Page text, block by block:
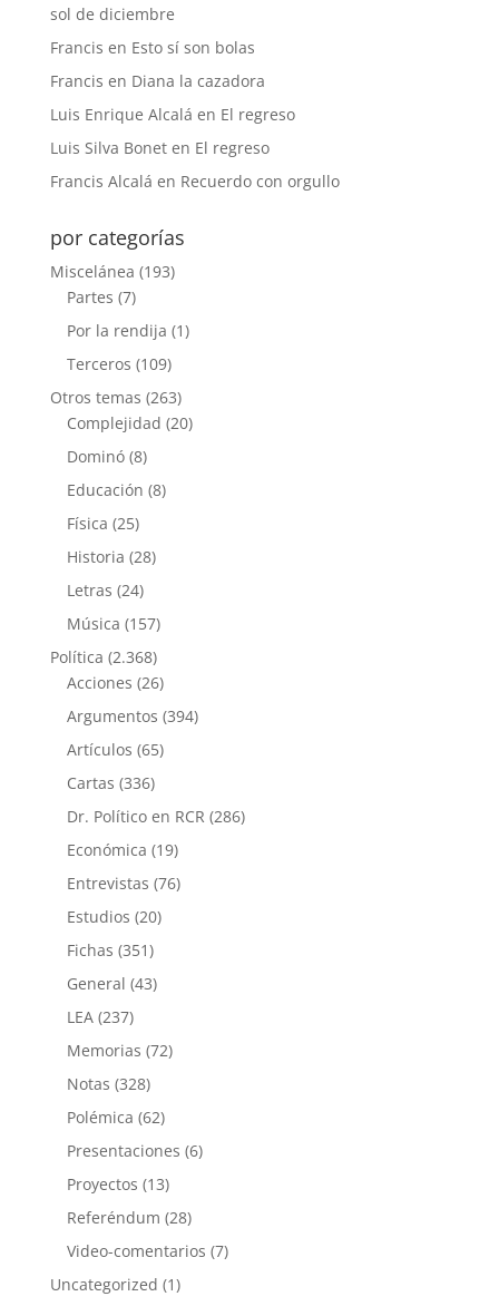
sol de diciembre
Francis en Esto sí son bolas
Francis en Diana la cazadora
Luis Enrique Alcalá en El regreso
Luis Silva Boneten El regreso
Francis Alcalá en Recuerdo con orgullo
por categorías
Miscelánea (193)
Partes (7)
Por la rendija (1)
Terceros (109)
Otros temas (263)
Complejidad (20)
Dominó(8)
Educación (8)
Física (25)
Historia (28)
Letras (24)
Música (157)
Política (2.368)
Acciones (26)
Argumentos (394)
Artículos (65)
Cartas (336)
Dr. Político en RCR (286)
Económica (19)
Entrevistas (76)
Estudios (20)
Fichas (351)
General (43)
LEA(237)
Memorias (72)
Notas (328)
Polémica (62)
Presentaciones (6)
Proyectos (13)
Referéndum (28)
Video-comentarios (7)
Uncategorized (1)